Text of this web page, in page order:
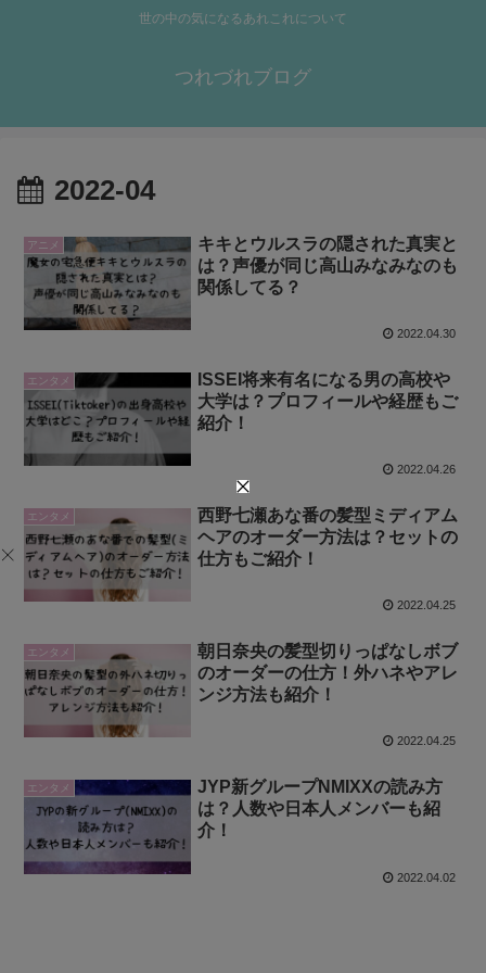
世の中の気になるあれこれについて
つれづれブログ
2022-04
アニメ
キキとウルスラの隠された真実と
は？声優が同じ高山みなみなのも
関係してる？
2022.04.30
エンタメ
ISSEI将来有名になる男の高校や
大学は？プロフィールや経歴もご
紹介！
2022.04.26
エンタメ
西野七瀬あな番の髪型ミディアム
ヘアのオーダー方法は？セットの
仕方もご紹介！
2022.04.25
エンタメ
朝日奈央の髪型切りっぱなしボブ
のオーダーの仕方！外ハネやアレ
ンジ方法も紹介！
2022.04.25
エンタメ
JYP新グループNMIXXの読み方
は？人数や日本人メンバーも紹
介！
2022.04.02